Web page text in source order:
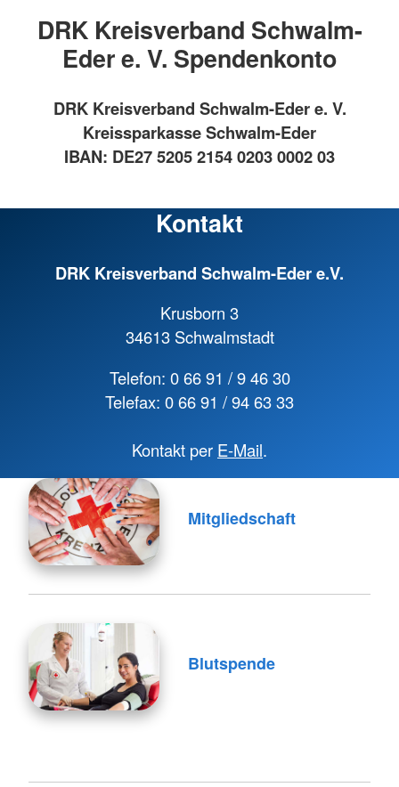
DRK Kreisverband Schwalm-
Eder e. V. Spendenkonto
DRK Kreisverband Schwalm-Eder e. V.
Kreissparkasse Schwalm-Eder
IBAN: DE27 5205 2154 0203 0002 03
Kontakt
DRK Kreisverband Schwalm-Eder e.V.
Krusborn 3
34613 Schwalmstadt
Telefon: 0 66 91 / 9 46 30
Telefax: 0 66 91 / 94 63 33
Kontakt per E-Mail.
Mitgliedschaft
Blutspende